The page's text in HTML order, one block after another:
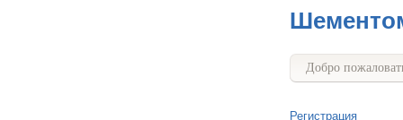
Добро
Регистрация